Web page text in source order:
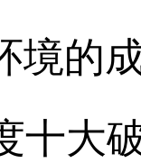
境的
十大